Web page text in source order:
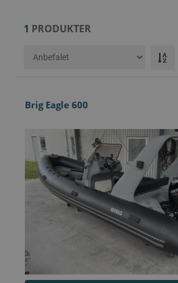
1 PRODUKTER
Brig Eagle 600